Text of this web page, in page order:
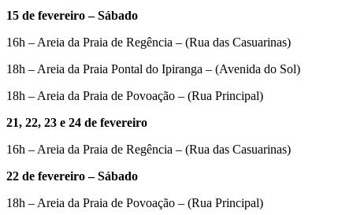
15 de fevereiro – Sábado
16h – Areia da Praia de Regência – (Rua das Casuarinas)
18h – Areia da Praia Pontal do Ipiranga – (Avenida do Sol)
18h – Areia da Praia de Povoação – (Rua Principal)
21, 22, 23 e 24 de fevereiro
16h – Areia da Praia de Regência – (Rua das Casuarinas)
22 de fevereiro – Sábado
18h – Areia da Praia de Povoação – (Rua Principal)